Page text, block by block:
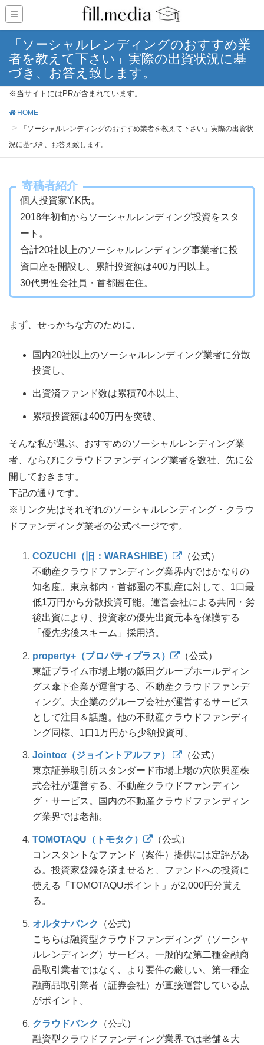
「ソーシャルレンディングのおすすめ業
者を教えて下さい」実際の出資状況に基
づき、お答え致します。
※当サイトにはPRが含まれています。
HOME
「ソーシャルレンディングのおすすめ業者を教えて下さい」実際の出資状
況に基づき、お答え致します。
寄稿者紹介
個人投資家Y.K氏。
2018年初旬からソーシャルレンディング投資をスタ
ート。
合計20社以上のソーシャルレンディング事業者に投
資口座を開設し、累計投資額は400万円以上。
30代男性会社員・首都圏在住。
まず、せっかちな方のために、
国内20社以上のソーシャルレンディング業者に分散
投資し、
出資済ファンド数は累積70本以上、
累積投資額は400万円を突破、
そんな私が選ぶ、おすすめのソーシャルレンディング業
者、ならびにクラウドファンディング業者を数社、先に公
開しておきます。
下記の通りです。
※リンク先はそれぞれのソーシャルレンディング・クラウ
ドファンディング業者の公式ページです。
COZUCHI（旧：WARASHIBE）
（公式）
不動産クラウドファンディング業界内ではかなりの
知名度。東京都内・首都圏の不動産に対して、1口最
低1万円から分散投資可能。運営会社による共同・劣
後出資により、投資家の優先出資元本を保護する
「優先劣後スキーム」採用済。
property+（プロパティプラス）
（公式）
東証プライム市場上場の飯田グループホールディン
グス傘下企業が運営する、不動産クラウドファンデ
ィング。大企業のグループ会社が運営するサービス
として注目＆話題。他の不動産クラウドファンディ
ング同様、1口1万円から少額投資可。
Jointoα（ジョイントアルファ）
（公式）
東京証券取引所スタンダード市場上場の穴吹興産株
式会社が運営する、不動産クラウドファンディン
グ・サービス。国内の不動産クラウドファンディン
グ業界では老舗。
TOMOTAQU（トモタク）
（公式）
コンスタントなファンド（案件）提供には定評があ
る。投資家登録を済ませると、ファンドへの投資に
使える「TOMOTAQUポイント」が2,000円分貰え
る。
オルタナバンク
（公式）
こちらは融資型クラウドファンディング（ソーシャ
ルレンディング）サービス。一般的な第二種金融商
品取引業者ではなく、より要件の厳しい、第一種金
融商品取引業者（証券会社）が直接運営している点
がポイント。
クラウドバンク
（公式）
融資型クラウドファンディング業界では老舗＆大